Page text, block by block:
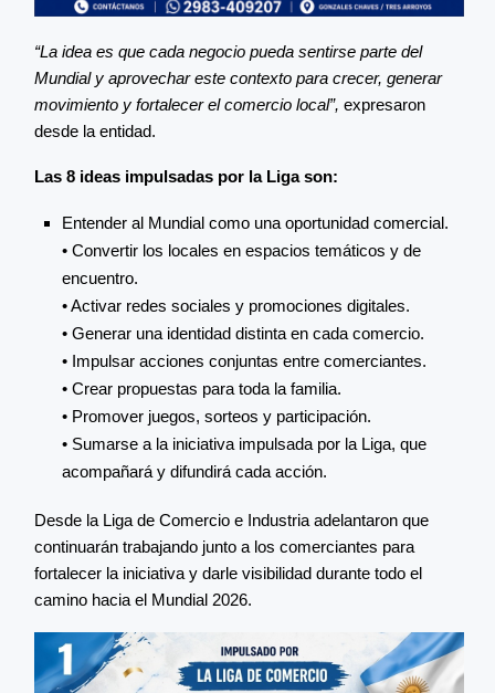
“La idea es que cada negocio pueda sentirse parte del
Mundial y aprovechar este contexto para crecer, generar
movimiento y fortalecer el comercio local”, expresaron
desde la entidad.
Las 8 ideas impulsadas por la Liga son:
Entender al Mundial como una oportunidad comercial.
• Convertir los locales en espacios temáticos y de
encuentro.
• Activar redes sociales y promociones digitales.
• Generar una identidad distinta en cada comercio.
• Impulsar acciones conjuntas entre comerciantes.
• Crear propuestas para toda la familia.
• Promover juegos, sorteos y participación.
• Sumarse a la iniciativa impulsada por la Liga, que
acompañará y difundirá cada acción.
Desde la Liga de Comercio e Industria adelantaron que
continuarán trabajando junto a los comerciantes para
fortalecer la iniciativa y darle visibilidad durante todo el
camino hacia el Mundial 2026.